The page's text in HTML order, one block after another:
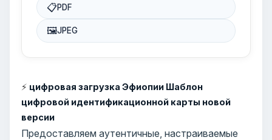
📋PDF
🖼JPEG
⚡ цифровая загрузка Эфиопии Шаблон
цифровой идентификационной карты новой
версии
Предоставляем аутентичные, настраиваемые